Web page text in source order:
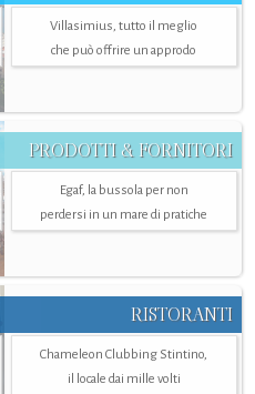
Villasimius, tutto il meglio
che può offrire un approdo
PRODOTTI & FORNITORI
Egaf, la bussola per non
perdersi in un mare di pratiche
RISTORANTI
Chameleon Clubbing Stintino,
il locale dai mille volti